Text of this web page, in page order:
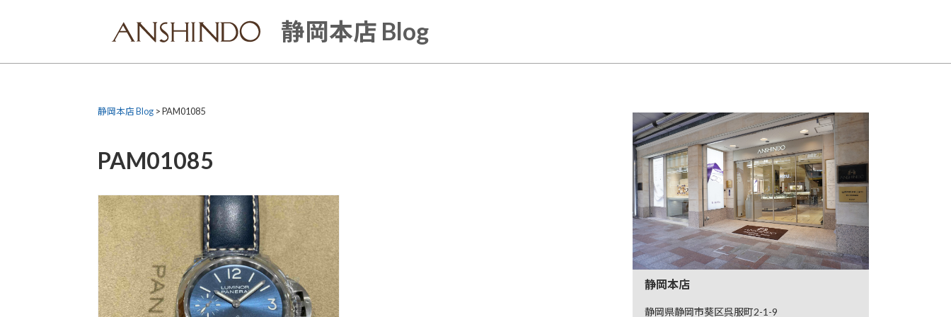
静岡本店 Blog
静岡本店 Blog >PAM01085
PAM01085
静岡本店
静岡県静岡市葵区呉服町2-1-9